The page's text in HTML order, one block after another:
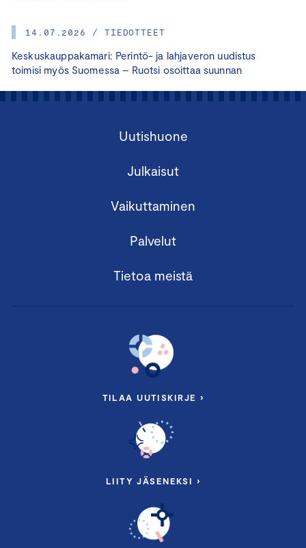
14.07.2026 / TIEDOTTEET
Keskuskauppakamari: Perintö- ja lahjaveron uudistus
toimisi myös Suomessa – Ruotsi osoittaa suunnan
Uutishuone
Julkaisut
Vaikuttaminen
Palvelut
Tietoa meistä
TILAA UUTISKIRJE ›
LIITY JÄSENEKSI ›